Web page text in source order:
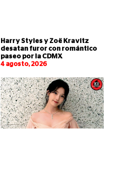
Harry Styles y Zoë Kravitz
desatan furor con romántico
paseo por la CDMX
4 agosto, 2026